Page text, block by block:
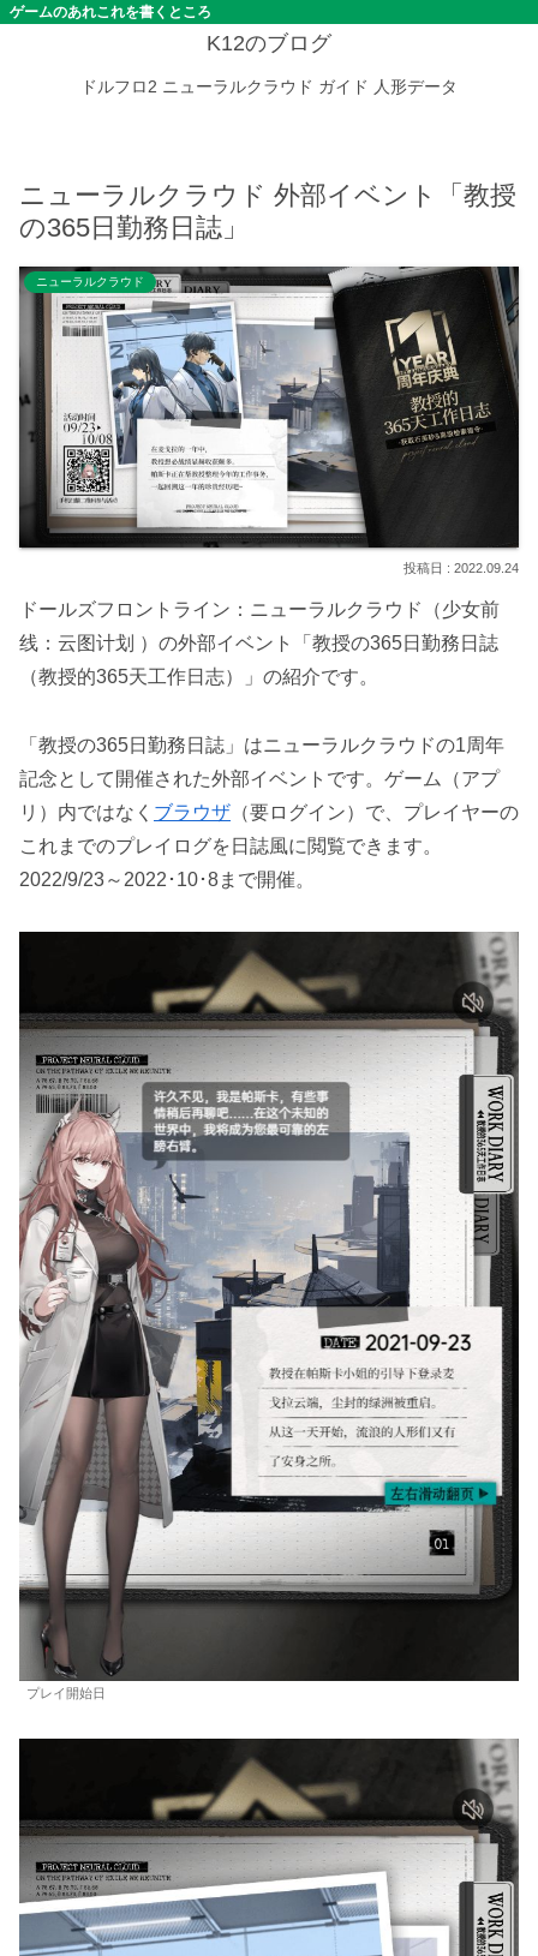
ゲームのあれこれを書くところ
K12のブログ
ドルフロ2 ニューラルクラウド ガイド 人形データ
ニューラルクラウド 外部イベント「教授
の365日勤務日誌」
ニューラルクラウド
2022.09.24
ドールズフロントライン：ニューラルクラウド（少女前
线：云图计划 ）の外部イベント「教授の365日勤務日誌
（教授的365天工作日志）」の紹介です。
「教授の365日勤務日誌」はニューラルクラウドの1周年
記念として開催された外部イベントです。ゲーム（アプ
リ）内ではなく ブラウザ （要ログイン）で、プレイヤーの
これまでのプレイログを日誌風に閲覧できます。
2022/9/23～2022･10･8まで開催。
プレイ開始日